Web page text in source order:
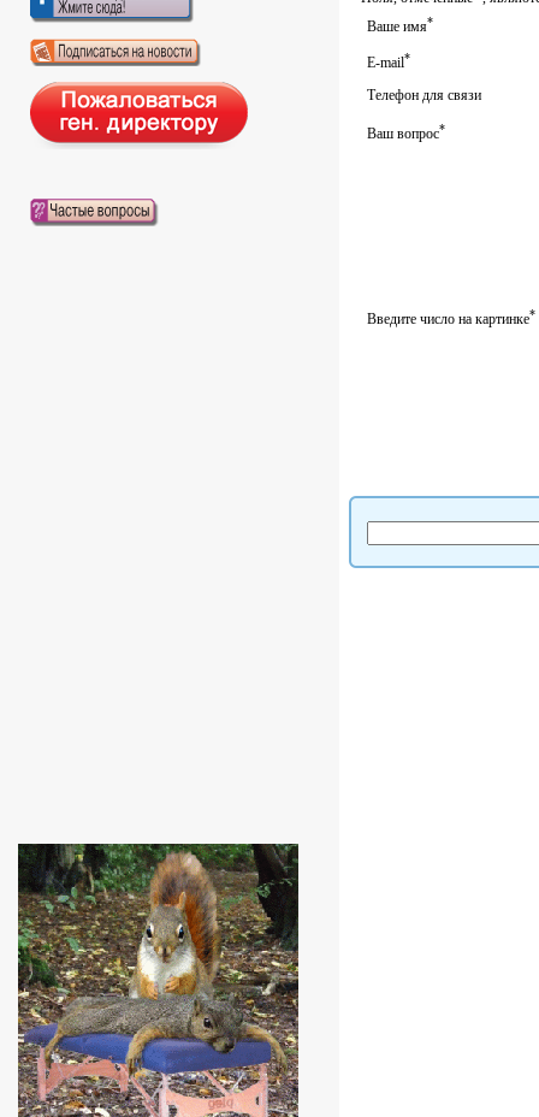
Ваше имя*
E-mail*
Телефон для связи
Ваш вопрос*
Введите число на картинке*